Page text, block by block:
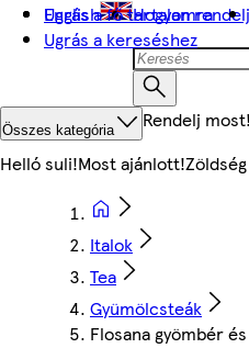
Ugrás a fő tartalomra
Ugrás a kereséshez
English Hogyan rendelj
Összes kategória Rendelj most!
Helló suli!Most ajánlott!
Italok
Tea
Gyümölcsteák
Flosana gyömbér